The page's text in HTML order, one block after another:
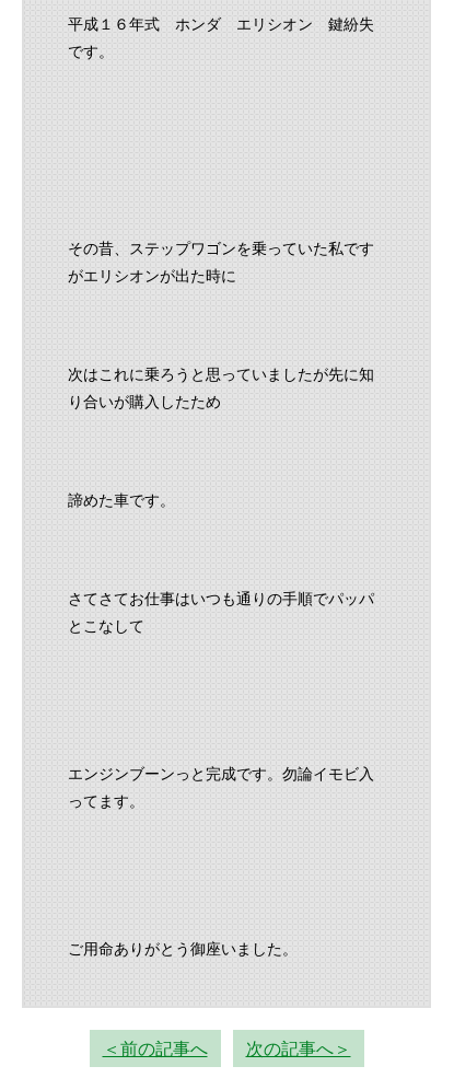
平成１６年式 ホンダ エリシオン 鍵紛失
です。
その昔、ステップワゴンを乗っていた私です
がエリシオンが出た時に
次はこれに乗ろうと思っていましたが先に知
り合いが購入したため
諦めた車です。
さてさてお仕事はいつも通りの手順でパッパ
とこなして
エンジンブーンっと完成です。勿論イモビ入
ってます。
ご用命ありがとう御座いました。
＜前の記事へ 次の記事へ＞